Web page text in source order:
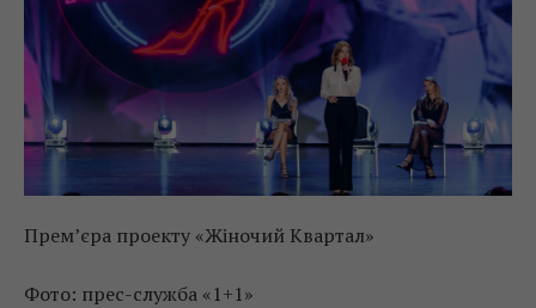
Прем’єра проекту «Жіночий Квартал»
Фото: прес-служба «1+1»